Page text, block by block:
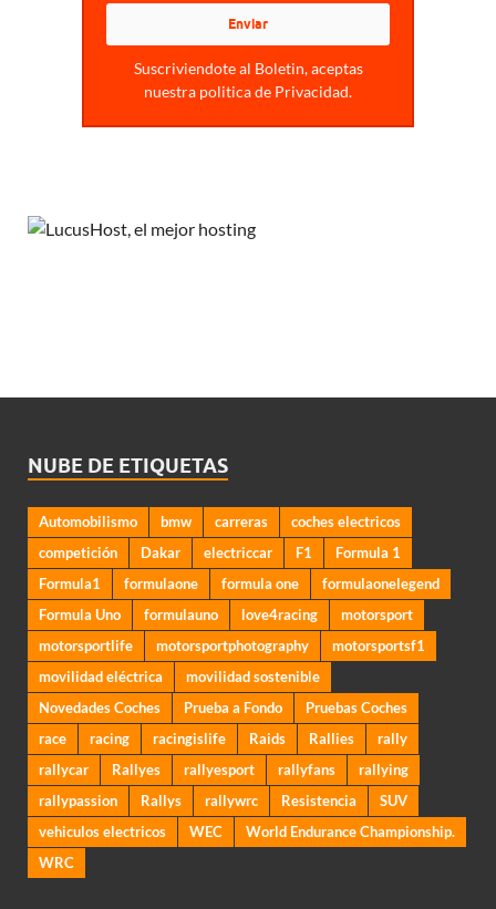
Suscriviendote al Boletin, aceptas
nuestra politica de Privacidad.
NUBE DE ETIQUETAS
Automobilismo bmw carreras
coches electricos
competición
Dakar electriccar F1
Formula 1
Formula1
formulaone formula one
formulaonelegend
Formula Uno
formulauno love4racing
motorsport
motorsportlife
motorsportphotography
motorsportsf1
movilidad eléctrica
movilidad sostenible
Novedades Coches
Prueba a Fondo
Pruebas Coches
race
racing racingislife Raids Rallies
rally
rallycar
Rallyes rallyesport rallyfans
rallying
rallypassion
Rallys rallywrc Resistencia
SUV
vehiculos electricos
WEC
World Endurance Championship.
WRC